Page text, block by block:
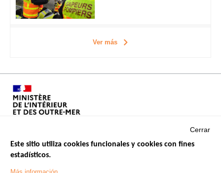
Ver más
Footer
Cerrar
Este sitio utiliza cookies funcionales y cookies con fines
estadísticos.